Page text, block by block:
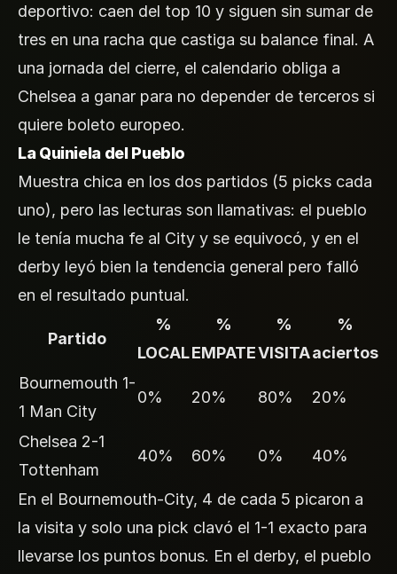
deportivo: caen del top 10 y siguen sin sumar de
tres en una racha que castiga su balance final. A
una jornada del cierre, el calendario obliga a
Chelsea a ganar para no depender de terceros si
quiere boleto europeo.
La Quiniela del Pueblo
Muestra chica en los dos partidos (5 picks cada
uno), pero las lecturas son llamativas: el pueblo
le tenía mucha fe al City y se equivocó, y en el
derby leyó bien la tendencia general pero falló
en el resultado puntual.
Partido
%
LOCAL
%
EMPATE
%
VISITA
%
aciertos
Bournemouth 1-
1 Man City
0% 20% 80% 20%
Chelsea 2-1
Tottenham
40% 60% 0% 40%
En el Bournemouth-City, 4 de cada 5 picaron a
la visita y solo una pick clavó el 1-1 exacto para
llevarse los puntos bonus. En el derby, el pueblo